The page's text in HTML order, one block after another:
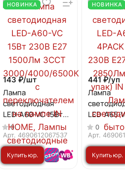
НОВИНКА
143 ₽/шт
Лампа
светодиодная
LED-A60-VC 15Вт
230В Е27 1500Лм
3ССТ
3000/4000/6500К
с переключателем
на лампе IN HOME
0
Арт. 4690612067537
Купить юр.
НОВИНКА
441 ₽/уп
Лампа
LED-A65-
30Вт
4000К
(4шт./
HOME
0
Арт.
Купить юр.